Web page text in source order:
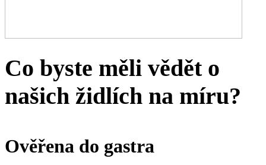
Co byste měli vědět o
našich židlích na míru?
Ověřena do gastra